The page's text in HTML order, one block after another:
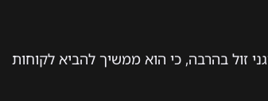
זול בהרבה, כי הוא ממשיך להביא לקוחות